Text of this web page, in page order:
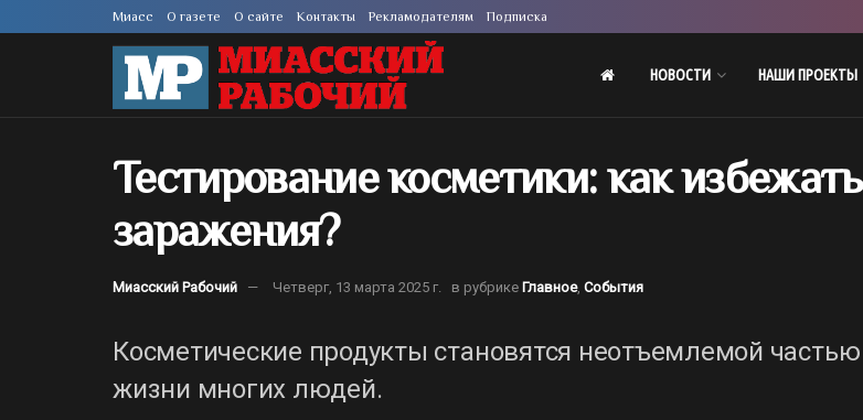
Миасс О газете О сайте Контакты Рекламодателям Подписка
НОВОСТИ НАШИ ПРОЕКТЫ
Тестирование косметики: как избежать
заражения?
Миасский Рабочий Четверг, 13 марта 2025 г. в рубрике Главное, События
Косметические продукты становятся неотъемлемой частью
жизни многих людей.